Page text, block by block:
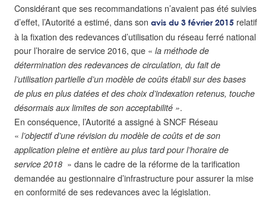
Considérant que ses recommandations n’avaient pas été suivies
d’effet, l’Autorité a estimé, dans son avis du 3 février 2015 relatif
à la fixation des redevances d’utilisation du réseau ferré national
pour l’horaire de service 2016, que « la méthode de
détermination des redevances de circulation, du fait de
l’utilisation partielle d’un modèle de coûts établi sur des bases
de plus en plus datées et des choix d’indexation retenus, touche
désormais aux limites de son acceptabilité ».
En conséquence, l’Autorité a assigné à SNCF Réseau
« l’objectif d’une révision du modèle de coûts et de son
application pleine et entière au plus tard pour l’horaire de
service 2018 » dans le cadre de la réforme de la tarification
demandée au gestionnaire d’infrastructure pour assurer la mise
en conformité de ses redevances avec la législation.